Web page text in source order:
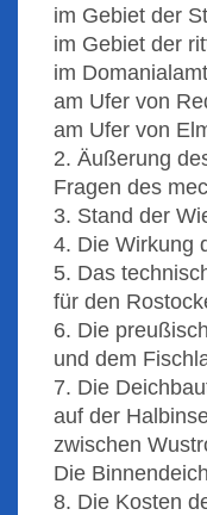
im Gebiet der
im Gebiet der
im
am Ufer von
am Ufer von
2. Äußerung
Fragen des
3. Stand der
4. Die Wirkung
5. Das
für den
6. Die
und dem
7. Die
auf der
zwischen
Die
8. Die Kosten